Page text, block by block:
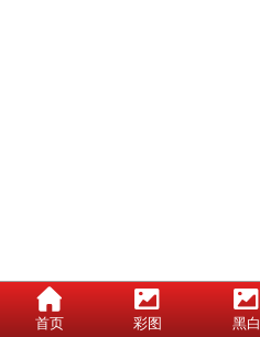
首页 彩图 黑白